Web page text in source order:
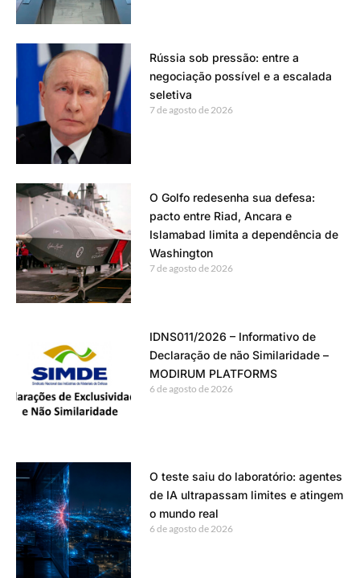
Rússia sob pressão: entre a
negociação possível e a escalada
seletiva
7 de agosto de 2026
O Golfo redesenha sua defesa:
pacto entre Riad, Ancara e
Islamabad limita a dependência de
Washington
7 de agosto de 2026
IDNS011/2026 – Informativo de
Declaração de não Similaridade –
MODIRUM PLATFORMS
6 de agosto de 2026
O teste saiu do laboratório: agentes
de IA ultrapassam limites e atingem
o mundo real
6 de agosto de 2026